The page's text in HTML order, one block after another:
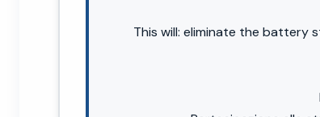
This will: eliminate the battery